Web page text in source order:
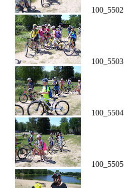
100_5502
100_5503
100_5504
100_5505